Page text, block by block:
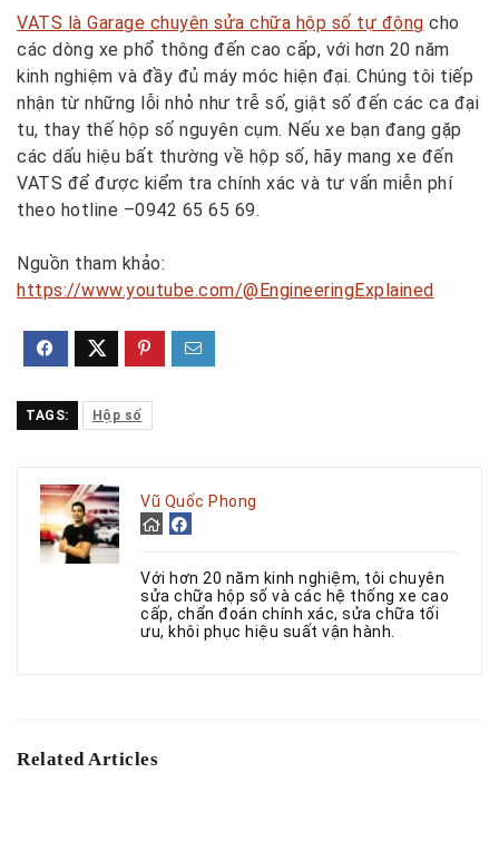
VATS là Garage chuyên sửa chữa hộp số tự động cho
các dòng xe phổ thông đến cao cấp, với hơn 20 năm
kinh nghiệm và đầy đủ máy móc hiện đại. Chúng tôi tiếp
nhận từ những lỗi nhỏ như trễ số, giật số đến các ca đại
tu, thay thế hộp số nguyên cụm. Nếu xe bạn đang gặp
các dấu hiệu bất thường về hộp số, hãy mang xe đến
VATS để được kiểm tra chính xác và tư vấn miễn phí
theo hotline –0942 65 65 69.
Nguồn tham khảo:
https://www.youtube.com/@EngineeringExplained
TAGS: Hộp số
Vũ Quốc Phong
Với hơn 20 năm kinh nghiệm, tôi chuyên
sửa chữa hộp số và các hệ thống xe cao
cấp, chẩn đoán chính xác, sửa chữa tối
ưu, khôi phục hiệu suất vận hành.
Related Articles